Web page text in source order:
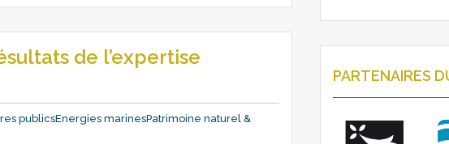
de l’expertise
publicsEnergies marinesPatrimoine naturel &
PARTENAIRES